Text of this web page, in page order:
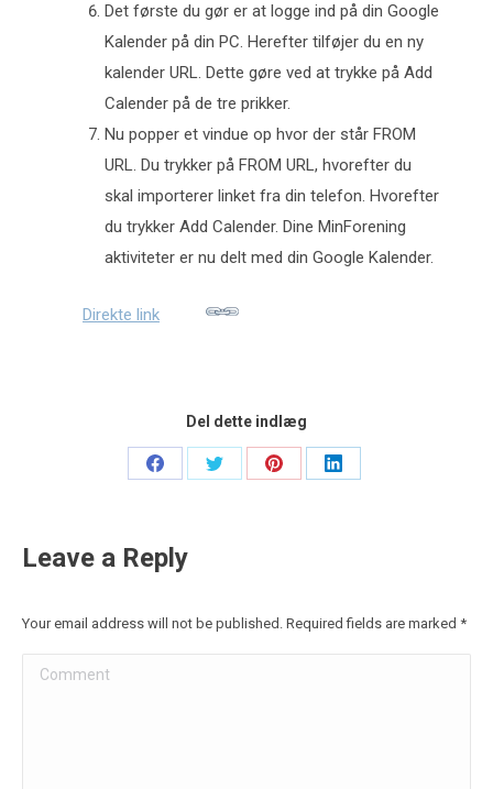
Det første du gør er at logge ind på din Google
Kalender på din PC. Herefter tilføjer du en ny
kalender URL. Dette gøre ved at trykke på Add
Calender på de tre prikker.
Nu popper et vindue op hvor der står FROM
URL. Du trykker på FROM URL, hvorefter du
skal importerer linket fra din telefon. Hvorefter
du trykker Add Calender. Dine MinForening
aktiviteter er nu delt med din Google Kalender.
Direkte link
Del dette indlæg
Share
Facebook
Share
Share
Share
Leave a Reply
Your email address will not be published. Required fields are marked *
Comment